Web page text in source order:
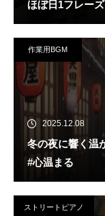
ほぼ日1フレー
作業用BGM
2025.12.08
冬の夜に響く温
#心温まる
ストリートピアノ